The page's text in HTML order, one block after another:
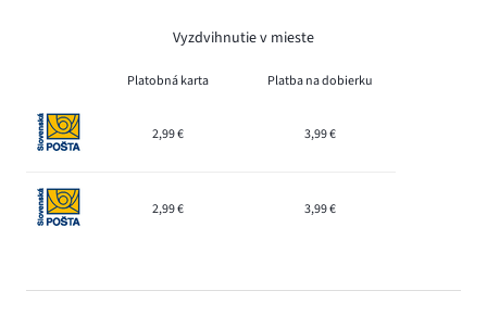
Vyzdvihnutie v mieste
Platobná karta Platba na dobierku
2,99 € 3,99 €
2,99 € 3,99 €